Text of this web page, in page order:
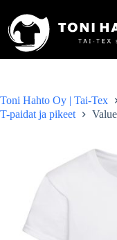
content
Toni Hahto Oy | Tai-Tex
T-paidat ja pikeet